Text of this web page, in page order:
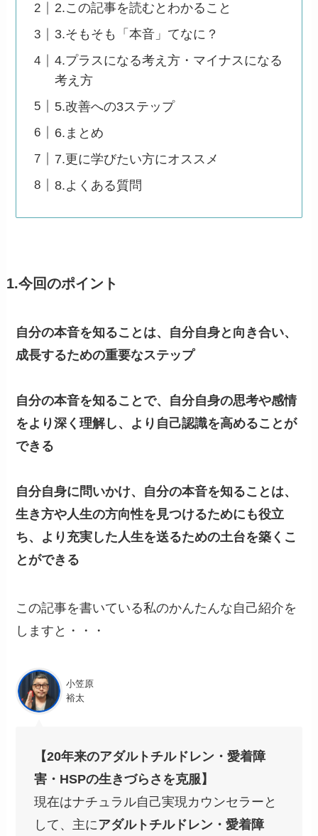
2.この記事を読むとわかること
3.そもそも「本音」てなに？
4.プラスになる考え方・マイナスになる
考え方
5.改善への3ステップ
6.まとめ
7.更に学びたい方にオススメ
8.よくある質問
1.今回のポイント
自分の本音を知ることは、自分自身と向き合い、
成長するための重要なステップ
自分の本音を知ることで、自分自身の思考や感情
をより深く理解し、より自己認識を高めることが
できる
自分自身に問いかけ、自分の本音を知ることは、
生き方や人生の方向性を見つけるためにも役立
ち、より充実した人生を送るための土台を築くこ
とができる
この記事を書いている私のかんたんな自己紹介を
しますと・・・
小笠原
裕太
【20年来のアダルトチルドレン・愛着障
害・HSPの生きづらさを克服】
現在はナチュラル自己実現カウンセラーと
して、主にアダルトチルドレン・愛着障